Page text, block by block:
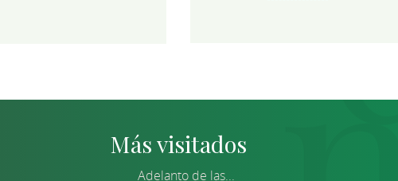
Más visitados
Adelanto de las...